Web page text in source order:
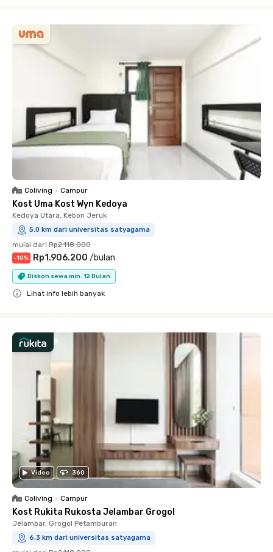
Coliving • Campur
Kost Uma Kost Wyn Kedoya
Kedoya Utara, Kebon Jeruk
5.0 km dari universitas satyagama
mulai dari Rp2.118.000
-10% Rp1.906.200 /bulan
Diskon sewa min. 12 Bulan
Lihat info lebih banyak
Video 360
Coliving • Campur
Kost Rukita Rukosta Jelambar Grogol
Jelambar, Grogol Petamburan
6.3 km dari universitas satyagama